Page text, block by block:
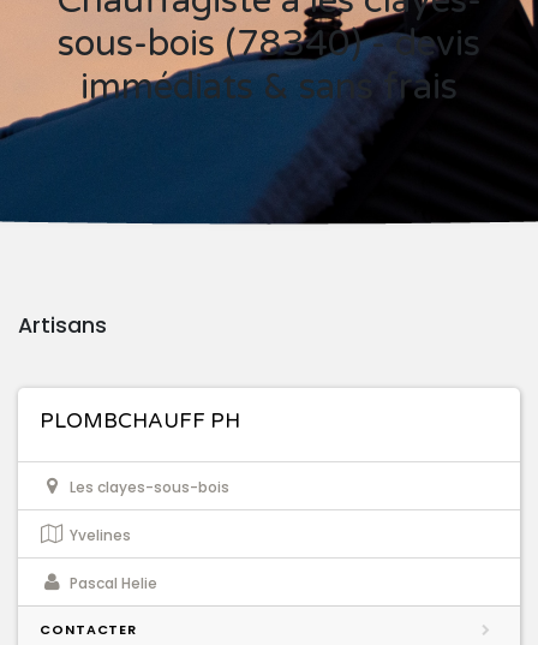
sous-bois (78340) - devis
immédiats & sans frais
Artisans
PLOMBCHAUFF PH
Les clayes-sous-bois
Yvelines
Pascal Helie
CONTACTER